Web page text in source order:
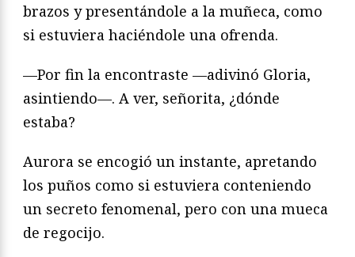
brazos y presentándole a la muñeca, como
si estuviera haciéndole una ofrenda.
—Por fin la encontraste —adivinó Gloria,
asintiendo—. A ver, señorita, ¿dónde
estaba?
Aurora se encogió un instante, apretando
los puños como si estuviera conteniendo
un secreto fenomenal, pero con una mueca
de regocijo.